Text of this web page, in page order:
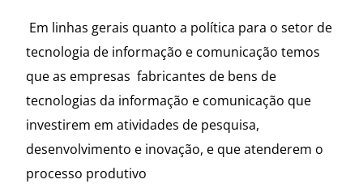
Em linhas gerais quanto a política para o setor de
tecnologia de informação e comunicação temos
que as empresas fabricantes de bens de
tecnologias da informação e comunicação que
investirem em atividades de pesquisa,
desenvolvimento e inovação, e que atenderem o
processo produtivo